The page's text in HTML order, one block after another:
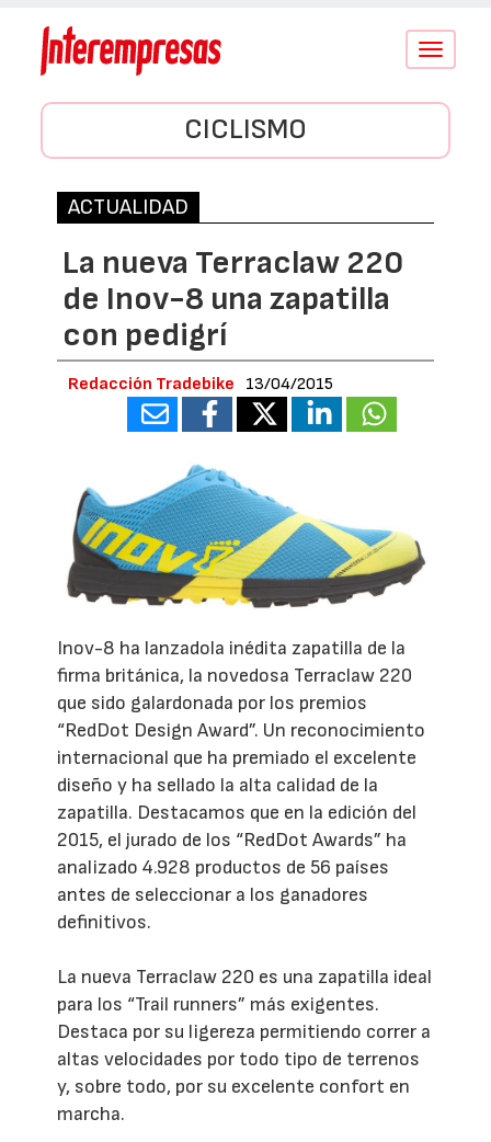
Conmutar
CICLISMO
ACTUALIDAD
La nueva Terraclaw 220
de Inov-8 una zapatilla
con pedigrí
Redacción Tradebike 13/04/2015
Inov-8 ha lanzadola inédita zapatilla de la
firma británica, la novedosa Terraclaw 220
que sido galardonada por los premios
“RedDot Design Award”. Un reconocimiento
internacional que ha premiado el excelente
diseño y ha sellado la alta calidad de la
zapatilla. Destacamos que en la edición del
2015, el jurado de los “RedDot Awards” ha
analizado 4.928 productos de 56 países
antes de seleccionar a los ganadores
definitivos.
La nueva Terraclaw 220 es una zapatilla ideal
para los “Trail runners” más exigentes.
Destaca por su ligereza permitiendo correr a
altas velocidades por todo tipo de terrenos
y, sobre todo, por su excelente confort en
marcha.